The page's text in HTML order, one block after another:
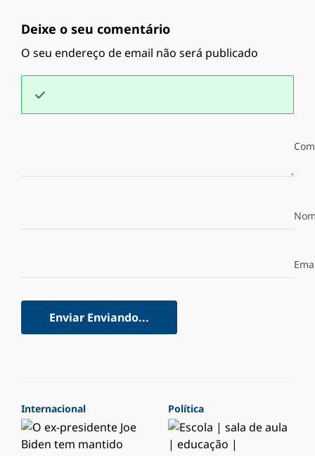
Deixe o seu comentário
O seu endereço de email não será publicado
Enviar Enviando...
Internacional Política